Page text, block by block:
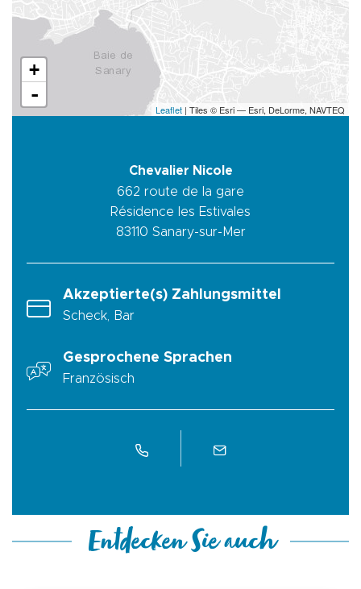
+
-
Leaflet | Tiles © Esri — Esri, DeLorme, NAVTEQ
Chevalier Nicole
662 route de la gare
Résidence les Estivales
83110 Sanary-sur-Mer
Akzeptierte(s) Zahlungsmittel
Scheck, Bar
Gesprochene Sprachen
Französisch
Entdecken Sie auch